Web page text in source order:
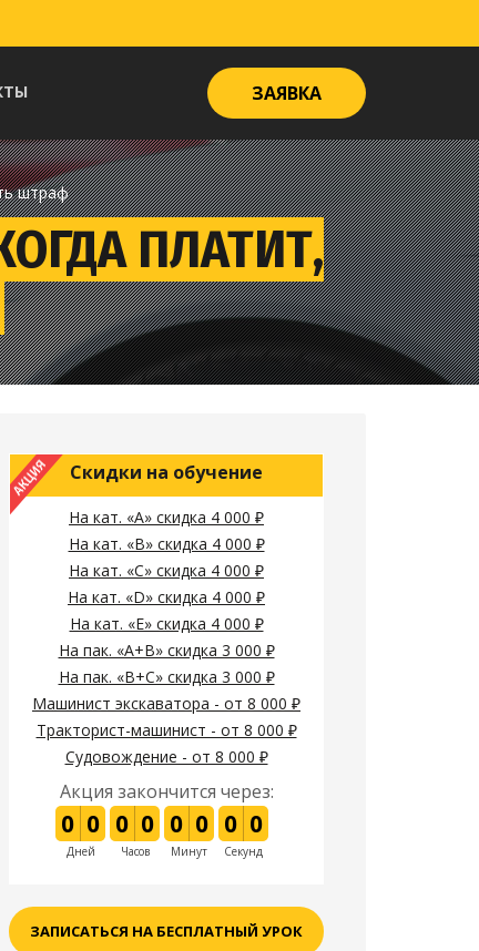
ЗАЯВКА
штраф
ПЛАТИТ,
Скидки на обучение
На кат. «А» скидка 4 000 ₽
На кат. «B» скидка 4 000 ₽
На кат. «C» скидка 4 000 ₽
На кат. «D» скидка 4 000 ₽
На кат. «E» скидка 4 000 ₽
На пак. «A+B» скидка 3 000 ₽
На пак. «B+C» скидка 3 000 ₽
Машинист экскаватора - от 8 000 ₽
Тракторист-машинист - от 8 000 ₽
Судовождение - от 8 000 ₽
Акция закончится через:
0 0
Дней
0 0
Часов
0 0
Минут
0 0
Секунд
ЗАПИСАТЬСЯ НА БЕСПЛАТНЫЙ УРОК